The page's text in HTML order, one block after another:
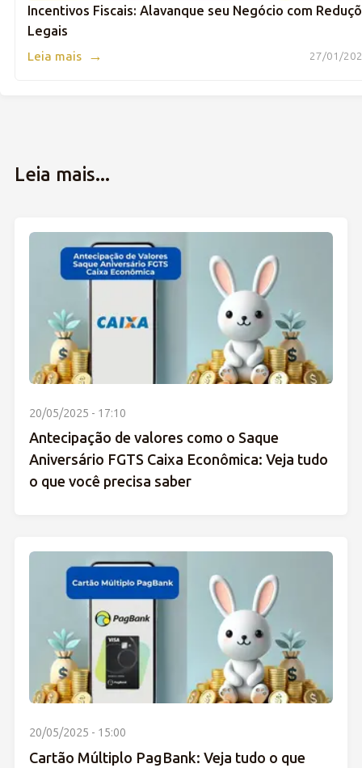
Incentivos Fiscais: Alavanque seu Negócio com
Legais
27/01/
Leia mais →
Leia mais...
20/05/2025 - 17:10
Antecipação de valores como o Saque
Aniversário FGTS Caixa Econômica: Veja tudo
o que você precisa saber
20/05/2025 - 15:00
Cartão Múltiplo PagBank: Veja tudo o que